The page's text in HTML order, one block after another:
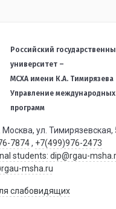
Российский
университет –
МСХА имени К.А. Тимирязева
Управление
программ
Москва, ул. Тимирязевская,
7874 , +7(499)976-2473
students: dip@rgau-
msha.ru
слабовидящих